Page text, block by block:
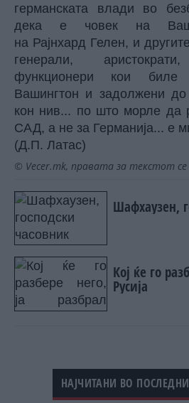
германската влади во
дека е човек на
на Рајнхард Гелен, и
генерали,
функционери кои биле
Вашингтон и задолжени до
кон нив... по што морле да
САД, а не за Германија... е
(Д.П. Латас)
© Vecer.mk, правата за текстот се
Шафхаузен,
Кој ќе го
Русија
НАЈЧИТАНИ ВО